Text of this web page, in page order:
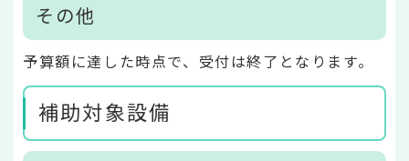
その他
予算額に達した時点で、受付は終了となります。
補助対象設備